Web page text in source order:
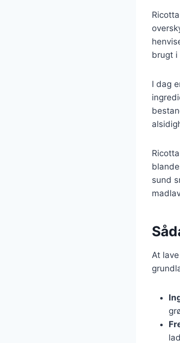
brugt i
I dag
sund
At